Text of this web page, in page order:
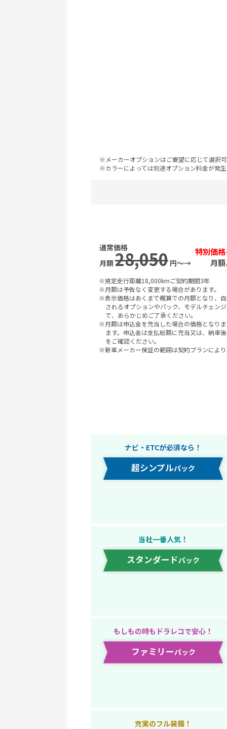
※メーカーオプションはご要望に応じて選択可
※カラーによっては別途オプション料金が発生
通常価格
月額28,050 円〜→
特別価格
月額
※規定走行距離18,000kmご契約期間3年
※月額は予告なく変更する場合があります。
※表示価格はあくまで概算での月額となり、
されるオプションやパック、モデルチェン
で、あらかじめご了承ください。
※月額は申込金を充当した場合の価格となり
ます。申込金は支払総額に充当又は、納車
をご確認ください。
※新車メーカー保証の範囲は契約プランによ
ナビ・ETCが必須なら！
超シンプルパック
当社一番人気！
スタンダードパック
もしもの時もドラレコで安心！
ファミリーパック
充実のフル装備！